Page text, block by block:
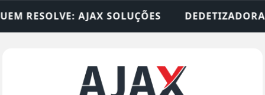
DEDETIZADORA • DESENTUPIDORA •